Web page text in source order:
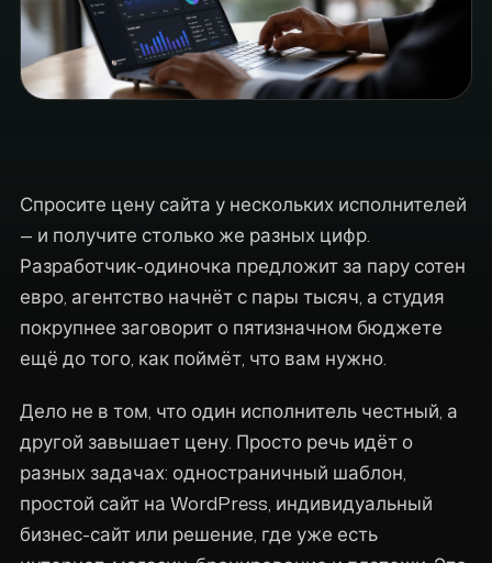
Спросите цену сайта у нескольких исполнителей
— и получите столько же разных цифр.
Разработчик-одиночка предложит за пару сотен
евро, агентство начнёт с пары тысяч, а студия
покрупнее заговорит о пятизначном бюджете
ещё до того, как поймёт, что вам нужно.
Дело не в том, что один исполнитель честный, а
другой завышает цену. Просто речь идёт о
разных задачах: одностраничный шаблон,
простой сайт на WordPress, индивидуальный
бизнес-сайт или решение, где уже есть